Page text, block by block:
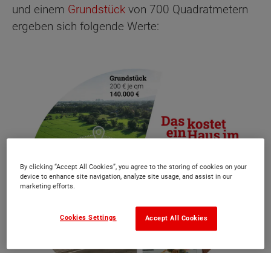
und einem Grundstück von 700 Quadratmetern
ergeben sich folgende Werte:
By clicking “Accept All Cookies”, you agree to the storing of cookies on your
device to enhance site navigation, analyze site usage, and assist in our
marketing efforts.
Accept All Cookies
Cookies Settings